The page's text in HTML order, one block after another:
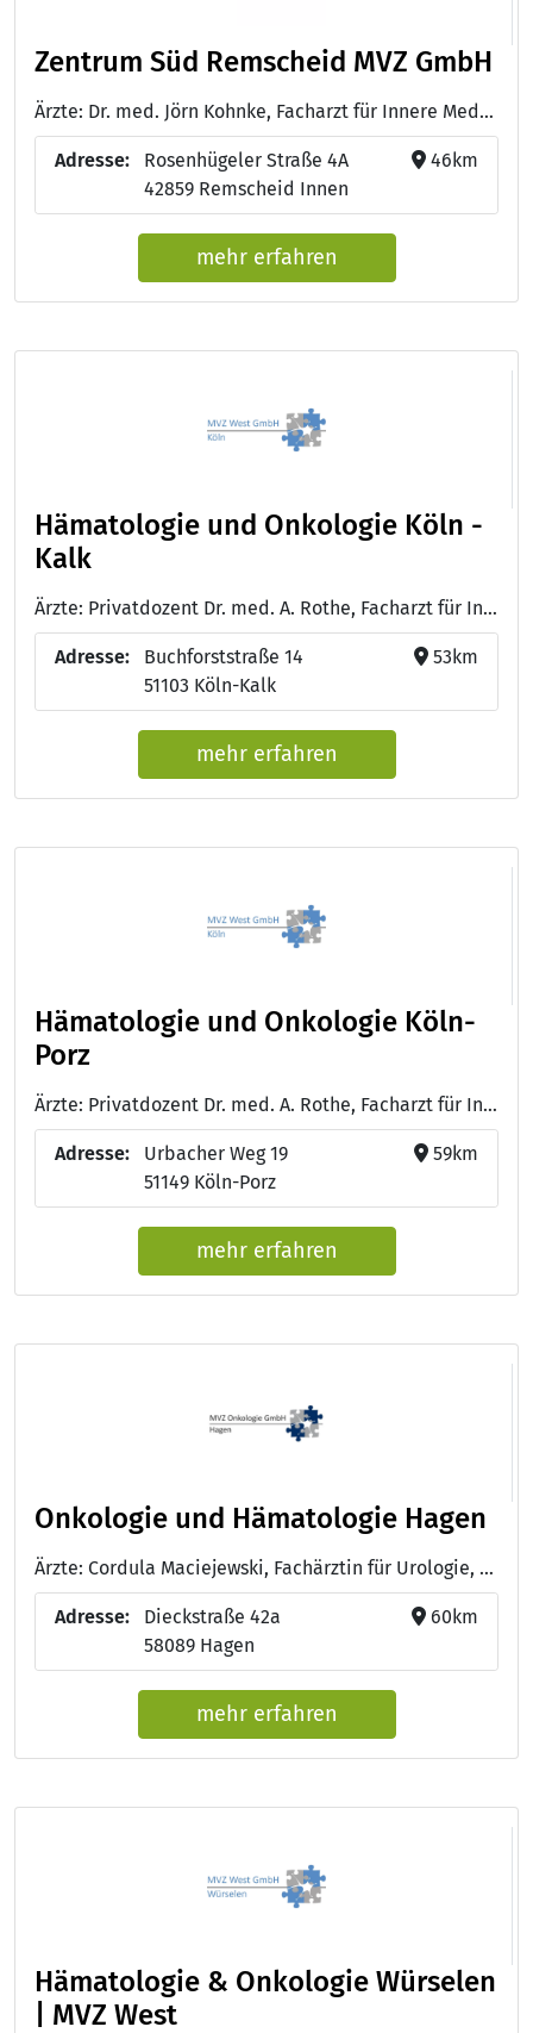
Zentrum Süd Remscheid MVZ GmbH
Ärzte: Dr. med. Jörn Kohnke, Facharzt für Innere Medizin und medikamentöse Tumortherapie - Dr. med. Astrid Charles, Fachärztin für Innere Medizin mit Schwerpunkt Hämatologie und Onkologie
Adresse:
Rosenhügeler Straße 4A
42859 Remscheid Innen
46km
mehr erfahren
Hämatologie und Onkologie Köln -
Kalk
Ärzte: Privatdozent Dr. med. A. Rothe, Facharzt für Innere Medizin, Hämatologie und Internistische Onkologie. - Dr. med. Lutz Dietze, Facharzt für Innere Medizin, Hämatologie und Internistische Onkologie. - Dr. S. Lehnert, Fachärztin für Innere Medizin, Hämatologie und Onkologie, Zusatzbezeichnung Palliativmedizin - Dr. med. Sascha Ansén, Facharzt für Innere Medizin mit Schwerpunkt Hämatologie und Onkologie
Adresse:
Buchforststraße 14
51103 Köln-Kalk
53km
mehr erfahren
Hämatologie und Onkologie Köln-
Porz
Ärzte: Privatdozent Dr. med. A. Rothe, Facharzt für Innere Medizin, Hämatologie und Internistische Onkologie - Dr. med. Lutz Dietze, Facharzt für Innere Medizin, Hämatologie und Internistische Onkologie - Dr. S. Lehnert, Fachärztin für Innere Medizin sowie Fachärztin für Innere Medizin und Hämatologie und Onkologie, Zusatzbezeichnung Palliativmedizin - Dr. med. Sascha Ansén, Facharzt für Innere Medizin mit Schwerpunkt Hämatologie und Onkologie
Adresse:
Urbacher Weg 19
51149 Köln-Porz
59km
mehr erfahren
Onkologie und Hämatologie Hagen
Ärzte: Cordula Maciejewski, Fachärztin für Urologie, innere Medizin, Hämatologie und Onkologie - Sokol Plaku, Facharzt für Innere Medizin, Hämatologie und Onkologie - Dr. med. Malte Friedrich Hülsemann, Facharzt für Innere Medizin, Hämatologie und Onkologie
Adresse:
Dieckstraße 42a
58089 Hagen
60km
mehr erfahren
Hämatologie & Onkologie Würselen
| MVZ West